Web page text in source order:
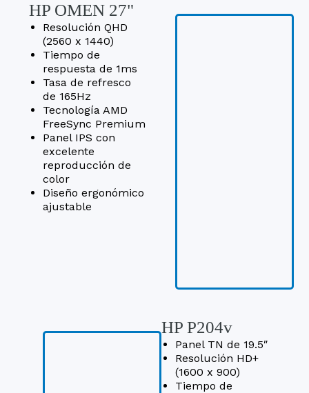
HP OMEN 27"
Resolución QHD
(2560 x 1440)
Tiempo de
respuesta de 1ms
Tasa de refresco
de 165Hz
Tecnología AMD
FreeSync Premium
Panel IPS con
excelente
reproducción de
color
Diseño ergonómico
ajustable
HP P204v
Panel TN de 19.5″
Resolución HD+
(1600 x 900)
Tiempo de